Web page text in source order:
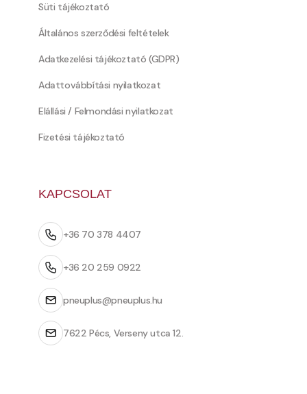
Süti tájékoztató
Általános szerződési feltételek
Adatkezelési tájékoztató (GDPR)
Adattovábbítási nyilatkozat
Elállási / Felmondási nyilatkozat
Fizetési tájékoztató
KAPCSOLAT
+36 70 378 4407
+36 20 259 0922
pneuplus@pneuplus.hu
7622 Pécs, Verseny utca 12.